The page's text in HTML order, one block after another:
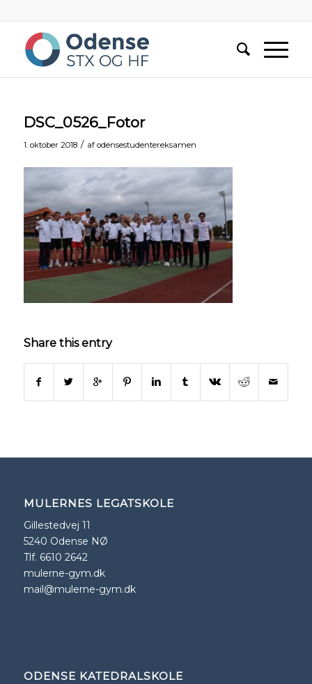
DSC_0526_Fotor
1. oktober 2018 / af odensestudentereksamen
Share this entry
MULERNES LEGATSKOLE
Gillestedvej 11
5240 Odense NØ
Tlf. 6610 2642
mulerne-gym.dk
mail@mulerne-gym.dk
ODENSE KATEDRALSKOLE